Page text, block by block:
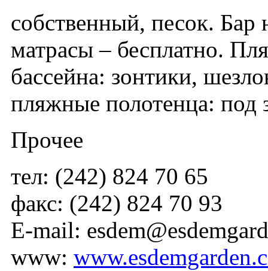
собственный, песок.
матрасы – бесплатно.
бассейна: зонтики,
пляжные полотенца: под
Прочее
тел: (242) 824 70 65
факс: (242) 824 70 93
E-mail:
www: